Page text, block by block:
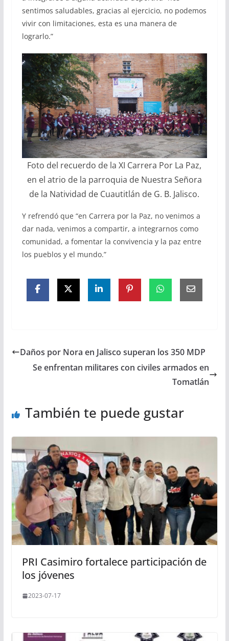
sentimos saludables, gracias al ejercicio, no podemos
vivir con limitaciones, esta es una manera de
lograrlo.”
Foto del recuerdo de la XI Carrera Por La Paz,
en el atrio de la parroquia de Nuestra Señora
de la Natividad de Cuautitlán de G. B. Jalisco.
Y refrendó que “en Carrera por la Paz, no venimos a
dar nada, venimos a compartir, a integrarnos como
comunidad, a fomentar la convivencia y la paz entre
los pueblos y el mundo.”
Daños por Nora en Jalisco superan los 350 MDP
Se enfrentan militares con civiles armados en
Tomatlán
También te puede gustar
PRI Casimiro fortalece participación de
los jóvenes
2023-07-17